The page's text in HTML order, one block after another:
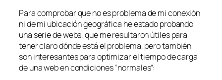
Para comprobar que no es problema de mi conexión
ni de mi ubicación geográfica he estado probando
una serie de webs, que me resultaron útiles para
tener claro dónde está el problema, pero también
son interesantes para optimizar el tiempo de carga
de una web en condiciones “normales”: